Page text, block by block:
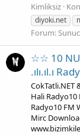
Kimliksiz
diyoki.net
Forum:
☆☆ 10
.ılı.ıl.ı
CokTatli.NET
Hali
Radyo10 FM
Mirc